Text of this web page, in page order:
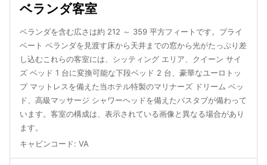
ベランダ客室
ベランダを含む広さは約 212 ～ 359 平方フィートです。プライ
ベート ベランダを見渡す床から天井までの窓から光がたっぷり差
し込むこれらの客室には、シッティング エリア、クイーン サイ
ズ ベッド 1 台に変換可能な下段ベッド 2 台、豪華なユーロトッ
プ マットレスを備えた当ホテル特製のマリナーズ ドリーム ベッ
ド、高級マッサージ シャワーヘッドを備えたバスタブが備わって
います。客室の構成は、表示されている画像と異なる場合があり
ます。
キャビンコード: VA